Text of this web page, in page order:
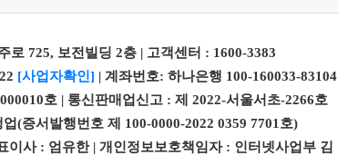
로 725, 보전빌딩 2층 | 고객센터 : 1600-3383
[사업자확인] | 계좌번호: 하나은행 100-160033-83104
호 | 통신판매업신고 : 제 2022-서울서초-2266호
(증서발행번호 제 100-0000-2022 0359 7701호)
이사 : 엄유한 | 개인정보보호책임자 : 인터넷사업부 김